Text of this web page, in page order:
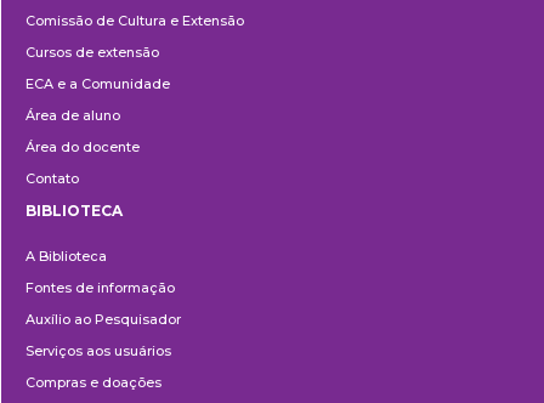
e
Extensão
Comissão de Cultura e Extensão
Cursos de extensão
ECA e a Comunidade
Área de aluno
Área do docente
Contato
BIBLIOTECA
A Biblioteca
Fontes de informação
Auxílio ao Pesquisador
Serviços aos usuários
Compras e doações